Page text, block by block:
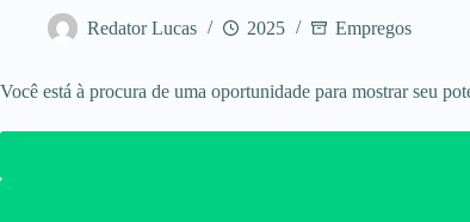
Redator Lucas 2025 Empregos
Você está à procura de uma oportunidade para mostrar seu